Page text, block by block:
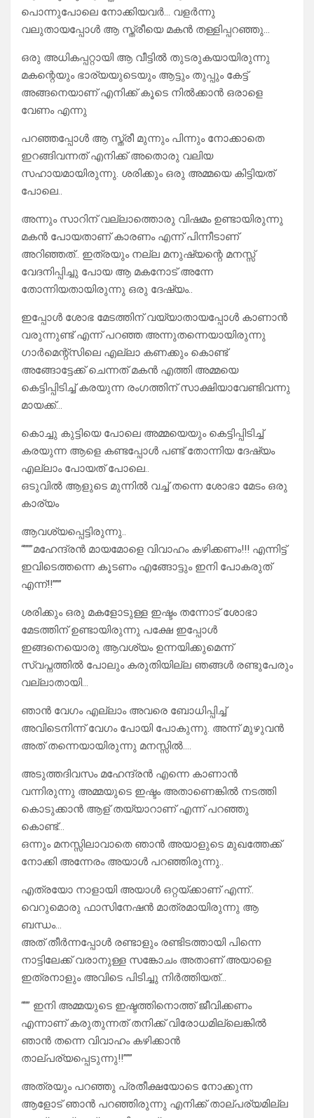
പൊന്നുപോലെ നോക്കിയവർ… വളർന്നു
വലുതായപ്പോൾ ആ സ്ത്രീയെ മകൻ തള്ളിപ്പറഞ്ഞു…
ഒരു അധികപ്പറ്റായി ആ വീട്ടിൽ തുടരുകയായിരുന്നു
മകന്റെയും ഭാര്യയുടെയും ആട്ടും തുപ്പും കേട്ട്
അങ്ങനെയാണ് എനിക്ക് കൂടെ നിൽക്കാൻ ഒരാളെ
വേണം എന്നു
പറഞ്ഞപ്പോൾ ആ സ്ത്രീ മുന്നും പിന്നും നോക്കാതെ
ഇറങ്ങിവന്നത് എനിക്ക് അതൊരു വലിയ
സഹായമായിരുന്നു. ശരിക്കും ഒരു അമ്മയെ കിട്ടിയത്
പോലെ..
അന്നും സാറിന് വല്ലാത്തൊരു വിഷമം ഉണ്ടായിരുന്നു
മകൻ പോയതാണ് കാരണം എന്ന് പിന്നീടാണ്
അറിഞ്ഞത്.. ഇത്രയും നല്ല മനുഷ്യന്റെ മനസ്സ്
വേദനിപ്പിച്ചു പോയ ആ മകനോട് അന്നേ
തോന്നിയതായിരുന്നു ഒരു ദേഷ്യം..
ഇപ്പോൾ ശോഭ മേടത്തിന് വയ്യാതായപ്പോൾ കാണാൻ
വരുന്നുണ്ട് എന്ന് പറഞ്ഞ അന്നുതന്നെയായിരുന്നു
ഗാർമെന്റ്സിലെ എല്ലാ കണക്കും കൊണ്ട്
അങ്ങോട്ടേക്ക് ചെന്നത് മകൻ എത്തി അമ്മയെ
കെട്ടിപ്പിടിച്ച് കരയുന്ന രംഗത്തിന് സാക്ഷിയാവേണ്ടിവന്നു
മായക്ക്…
കൊച്ചു കുട്ടിയെ പോലെ അമ്മയെയും കെട്ടിപ്പിടിച്ച്
കരയുന്ന ആളെ കണ്ടപ്പോൾ പണ്ട് തോന്നിയ ദേഷ്യം
എല്ലാം പോയത് പോലെ..
ഒടുവിൽ ആളുടെ മുന്നിൽ വച്ച് തന്നെ ശോഭാ മേടം ഒരു
കാര്യം
ആവശ്യപ്പെട്ടിരുന്നു..
“”””മഹേന്ദ്രൻ മായമോളെ വിവാഹം കഴിക്കണം!!! എന്നിട്ട്
ഇവിടെത്തന്നെ കൂടണം എങ്ങോട്ടും ഇനി പോകരുത്
എന്ന്!!”””
ശരിക്കും ഒരു മകളോടുള്ള ഇഷ്ടം തന്നോട് ശോഭാ
മേടത്തിന് ഉണ്ടായിരുന്നു പക്ഷേ ഇപ്പോൾ
ഇങ്ങനെയൊരു ആവശ്യം ഉന്നയിക്കുമെന്ന്
സ്വപ്നത്തിൽ പോലും കരുതിയില്ല ഞങ്ങൾ രണ്ടുപേരും
വല്ലാതായി…
ഞാൻ വേഗം എല്ലാം അവരെ ബോധിപ്പിച്ച്
അവിടെനിന്ന് വേഗം പോയി പോകുന്നു. അന്ന് മുഴുവൻ
അത് തന്നെയായിരുന്നു മനസ്സിൽ….
അടുത്തദിവസം മഹേന്ദ്രൻ എന്നെ കാണാൻ
വന്നിരുന്നു അമ്മയുടെ ഇഷ്ടം അതാണെങ്കിൽ നടത്തി
കൊടുക്കാൻ ആള് തയ്യാറാണ് എന്ന് പറഞ്ഞു
കൊണ്ട്…
ഒന്നും മനസ്സിലാവാതെ ഞാൻ അയാളുടെ മുഖത്തേക്ക്
നോക്കി അന്നേരം അയാൾ പറഞ്ഞിരുന്നു..
എത്രയോ നാളായി അയാൾ ഒറ്റയ്ക്കാണ് എന്ന്..
വെറുമൊരു ഫാസിനേഷൻ മാത്രമായിരുന്നു ആ
ബന്ധം…
അത് തീർന്നപ്പോൾ രണ്ടാളും രണ്ടിടത്തായി പിന്നെ
നാട്ടിലേക്ക് വരാനുള്ള സങ്കോചം അതാണ് അയാളെ
ഇത്രനാളും അവിടെ പിടിച്ചു നിർത്തിയത്…
“”” ഇനി അമ്മയുടെ ഇഷ്ടത്തിനൊത്ത് ജീവിക്കണം
എന്നാണ് കരുതുന്നത് തനിക്ക് വിരോധമില്ലെങ്കിൽ
ഞാൻ തന്നെ വിവാഹം കഴിക്കാൻ
താല്പര്യപ്പെടുന്നു!!”””
അത്രയും പറഞ്ഞു പ്രതീക്ഷയോടെ നോക്കുന്ന
ആളോട് ഞാൻ പറഞ്ഞിരുന്നു എനിക്ക് താല്പര്യമില്ല